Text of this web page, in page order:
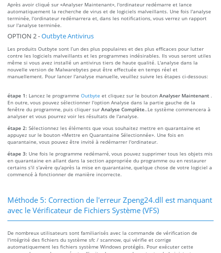
Après avoir cliqué sur «Analyser Maintenant», l'ordinateur redémarre et lance
automatiquement la recherche de virus et de logiciels malveillants. Une fois l'analyse
terminée, l'ordinateur redémarrera et, dans les notifications, vous verrez un rapport
sur l'analyse terminée.
OPTION 2 -Outbyte Antivirus
Les produits Outbyte sont l’un des plus populaires et des plus efficaces pour lutter
contre les logiciels malveillants et les programmes indésirables. Ils vous seront utiles
même si vous avez installé un antivirus tiers de haute qualité. L'analyse dans la
nouvelle version de Malwarebytes peut être effectuée en temps réel et
manuellement. Pour lancer l'analyse manuelle, veuillez suivre les étapes ci-dessous:
étape 1: Lancez le programme Outbyte et cliquez sur le bouton Analyser Maintenant .
En outre, vous pouvez sélectionner l'option Analyse dans la partie gauche de la
fenêtre du programme, puis cliquer sur Analyse Complète..Le système commencera à
analyser et vous pourrez voir les résultats de l'analyse.
étape 2: Sélectionnez les éléments que vous souhaitez mettre en quarantaine et
appuyez sur le bouton «Mettre en Quarantaine Sélectionnée». Une fois en
quarantaine, vous pouvez être invité à redémarrer l'ordinateur.
étape 3: Une fois le programme redémarré, vous pouvez supprimer tous les objets mis
en quarantaine en allant dans la section appropriée du programme ou en restaurer
certains s'il s'avère qu'après la mise en quarantaine, quelque chose de votre logiciel a
commencé à fonctionner de manière incorrecte.
Méthode 5: Correction de l'erreur Zpeng24.dll est manquant
avec le Vérificateur de Fichiers Système (VFS)
De nombreux utilisateurs sont familiarisés avec la commande de vérification de
l'intégrité des fichiers du système sfc / scannow, qui vérifie et corrige
automatiquement les fichiers système Windows protégés. Pour exécuter cette